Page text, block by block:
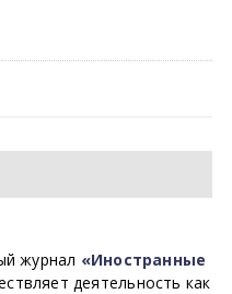
журнал «Иностранные
деятельность как